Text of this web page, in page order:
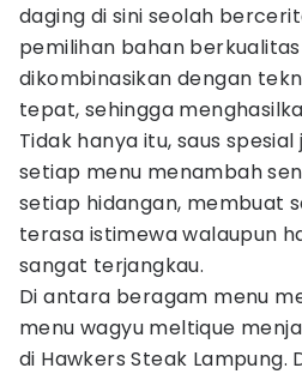
daging di sini seolah
pemilihan bahan
dikombinasikan dengan
tepat, sehingga
Tidak hanya itu, saus
setiap menu menambah
setiap hidangan, membuat
terasa istimewa walaupun
sangat terjangkau.
Di antara beragam menu
menu wagyu meltique
di Hawkers Steak Lampung.